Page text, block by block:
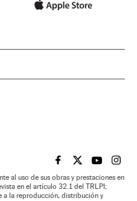
EL PAÍS BRASIL EN
EL PAÍSEL PAÍS
EL
al uso de sus obras y prestaciones en
en el artículo 32.1 del TRLPI;
a la reproducción, distribución y